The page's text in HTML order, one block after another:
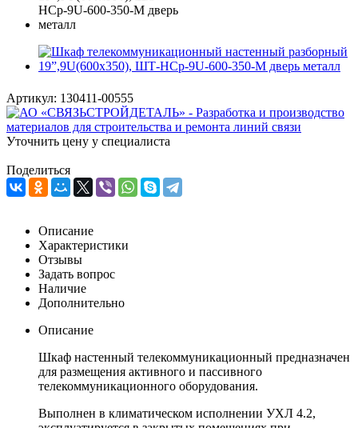
Артикул: 130411-00555
Уточнить цену у специалиста
Поделиться
Описание
Характеристики
Отзывы
Задать вопрос
Наличие
Дополнительно
Описание
Шкаф настенный телекоммуникационный предназначен
для размещения активного и пассивного
телекоммуникационного оборудования.
Выполнен в климатическом исполнении УХЛ 4.2,